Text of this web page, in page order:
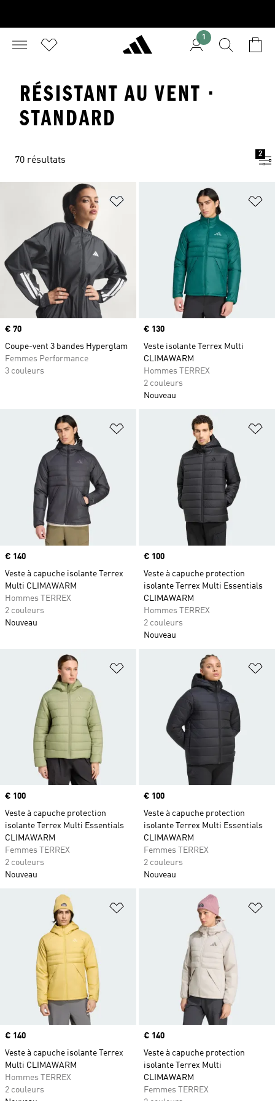
1
RÉSISTANT AU VENT ·
STANDARD
70 résultats
2
Ajouter à la Liste de produits
Prix
€ 70
Coupe-vent 3 bandes Hyperglam
Femmes Performance
3 couleurs
Prix
€ 130
Veste isolante Terrex Multi
CLIMAWARM
Hommes TERREX
2 couleurs
Nouveau
Ajouter à la Liste de produits
Prix
€ 140
Veste à capuche isolante Terrex
Multi CLIMAWARM
Hommes TERREX
2 couleurs
Nouveau
Prix
€ 100
Veste à capuche protection
isolante Terrex Multi Essentials
CLIMAWARM
Hommes TERREX
2 couleurs
Nouveau
Ajouter à la Liste de produits
Prix
€ 100
Veste à capuche protection
isolante Terrex Multi Essentials
CLIMAWARM
Femmes TERREX
2 couleurs
Nouveau
Prix
€ 100
Veste à capuche protection
isolante Terrex Multi Essentials
CLIMAWARM
Femmes TERREX
2 couleurs
Nouveau
Ajouter à la Liste de produits
Prix
€ 140
Veste à capuche isolante Terrex
Multi CLIMAWARM
Hommes TERREX
2 couleurs
Prix
€ 140
Veste à capuche protection
isolante Terrex Multi
CLIMAWARM
Femmes TERREX